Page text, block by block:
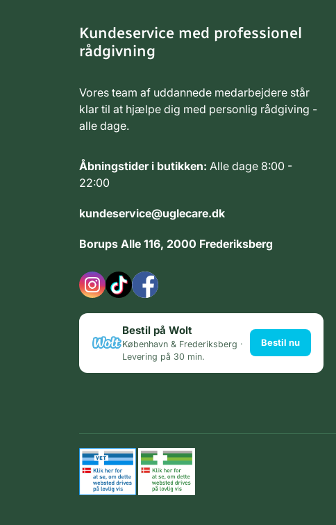
Kundeservice med professionel
rådgivning
Vores team af uddannede medarbejdere står
klar til at hjælpe dig med personlig rådgiving -
alle dage.
Åbningstider i butikken: Alle dage 8:00 -
22:00
kundeservice@uglecare.dk
Borups Alle 116, 2000 Frederiksberg
Bestil på Wolt
København & Frederiksberg ·
Levering på 30 min.
Bestil nu